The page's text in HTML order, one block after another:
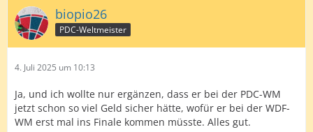
biopio26
PDC-Weltmeister
4. Juli 2025 um 10:13
Ja, und ich wollte nur ergänzen, dass er bei der PDC-WM
jetzt schon so viel Geld sicher hätte, wofür er bei der WDF-
WM erst mal ins Finale kommen müsste. Alles gut.